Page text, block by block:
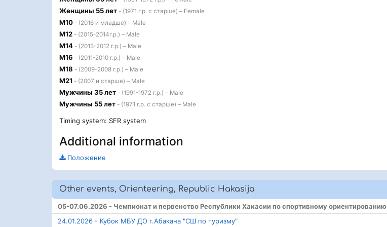
Женщины 55 лет - (1971 г.р. с старше) – Female
М10 - (2016 и младше) – Male
М12 - (2015-2014г.р.) – Male
М14 - (2013-2012 г.р.) – Male
М16 - (2011-2010 г.р.) – Male
М18 - (2009-2008 г.р.) – Male
М21 - (2007 и старше) – Male
Мужчины 35 лет - (1991-1972 г.р.) – Male
Мужчины 55 лет - (1971 г.р. с старше) – Male
Timing system: SFR system
Additional information
Положение
Other events, Orienteering, Republic Hakasija
05-07.06.2026 - Чемпионат и первенство Республики Хакасии по спортивному ориентированию
24.01.2026 - Кубок МБУ ДО г.Абакана "СШ по туризму"